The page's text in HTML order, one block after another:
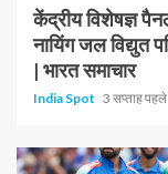
केंद्रीय विशेषज्ञ
नायिंग जल विद्युत
| भारत समाचार
India Spot 3 सप्ताह पहले